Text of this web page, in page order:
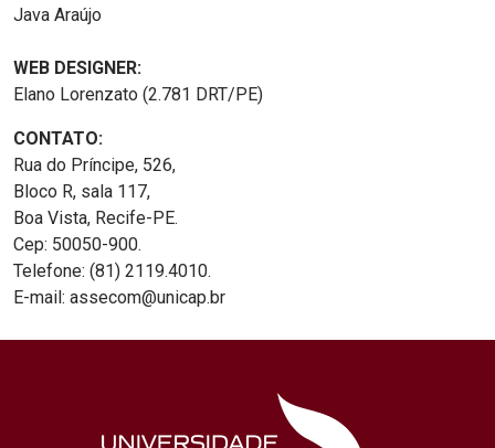
Java Araújo
WEB DESIGNER:
Elano Lorenzato (2.781 DRT/PE)
CONTATO:
Rua do Príncipe, 526,
Bloco R, sala 117,
Boa Vista, Recife-PE.
Cep: 50050-900.
Telefone: (81) 2119.4010.
E-mail: assecom@unicap.br